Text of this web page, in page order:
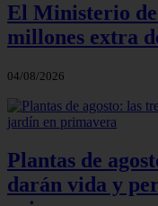
El Ministerio
millones extra
04/08/2026
Plantas de
darán vida y